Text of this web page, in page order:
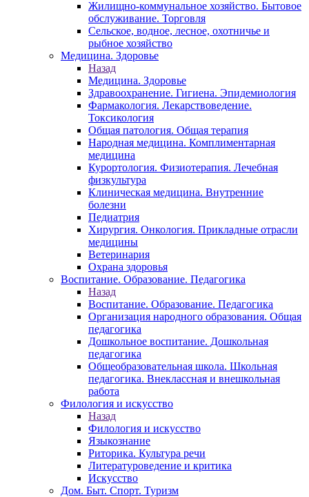
Жилищно-коммунальное хозяйство. Бытовое
обслуживание. Торговля
Сельское, водное, лесное, охотничье и
рыбное хозяйство
Медицина. Здоровье
Назад
Медицина. Здоровье
Здравоохранение. Гигиена. Эпидемиология
Фармакология. Лекарствоведение.
Токсикология
Общая патология. Общая терапия
Народная медицина. Комплиментарная
медицина
Курортология. Физиотерапия. Лечебная
физкультура
Клиническая медицина. Внутренние
болезни
Педиатрия
Хирургия. Онкология. Прикладные отрасли
медицины
Ветеринария
Охрана здоровья
Воспитание. Образование. Педагогика
Назад
Воспитание. Образование. Педагогика
Организация народного образования. Общая
педагогика
Дошкольное воспитание. Дошкольная
педагогика
Общеобразовательная школа. Школьная
педагогика. Внеклассная и внешкольная
работа
Филология и искусство
Назад
Филология и искусство
Языкознание
Риторика. Культура речи
Литературоведение и критика
Искусство
Дом. Быт. Спорт. Туризм